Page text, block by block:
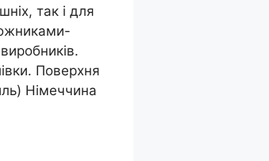
так і для
Поверхня
Німеччина